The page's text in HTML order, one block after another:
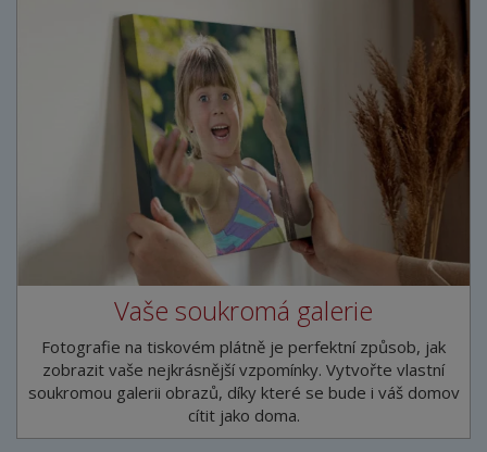
Vaše soukromá galerie
Fotografie na tiskovém plátně je perfektní způsob, jak
zobrazit vaše nejkrásnější vzpomínky. Vytvořte vlastní
soukromou galerii obrazů, díky které se bude i váš domov
cítit jako doma.